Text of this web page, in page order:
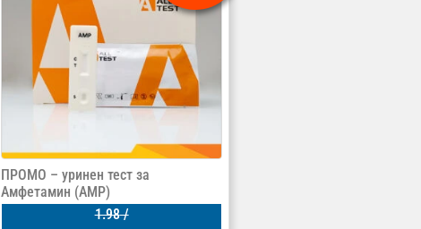
ПРОМО – уринен тест за
Амфетамин (AMP)
1.98/